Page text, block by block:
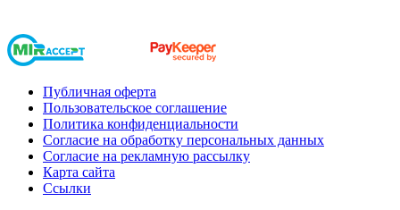
Публичная оферта
Пользовательское соглашение
Политика конфиденциальности
Согласие на обработку персональных данных
Согласие на рекламную рассылку
Карта сайта
Ссылки